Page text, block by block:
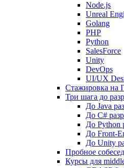
Node.js
Unreal
Golang
PHP
Python
SalesForce
Unity
DevOps
UI/UX
Стажировка на
Три шага до
До Java
До C#
До Python
До Front-
До Unity
Пробное
Курсы для